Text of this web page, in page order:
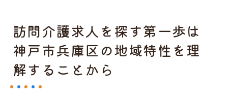
性
地域のニーズを理解し求人を見つけるコツ
地域理解が訪問介護求人選びに役立つ理由
神戸市兵庫区での夜勤訪問介護求人の魅力とニ
訪問介護求人を探す第一歩は
神戸市兵庫区の地域特性を理
解することから